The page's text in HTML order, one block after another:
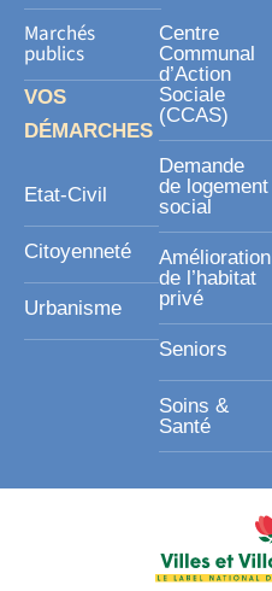
Marchés
publics
VOS
DÉMARCHES
Etat-Civil
Citoyenneté
Urbanisme
Centre
Communal
d’Action
Sociale
(CCAS)
Demande
de logement
social
Amélioration
de l’habitat
privé
Seniors
Soins &
Santé